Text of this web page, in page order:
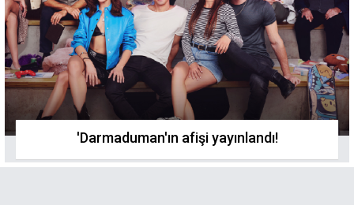
'Darmaduman'ın afişi yayınlandı!